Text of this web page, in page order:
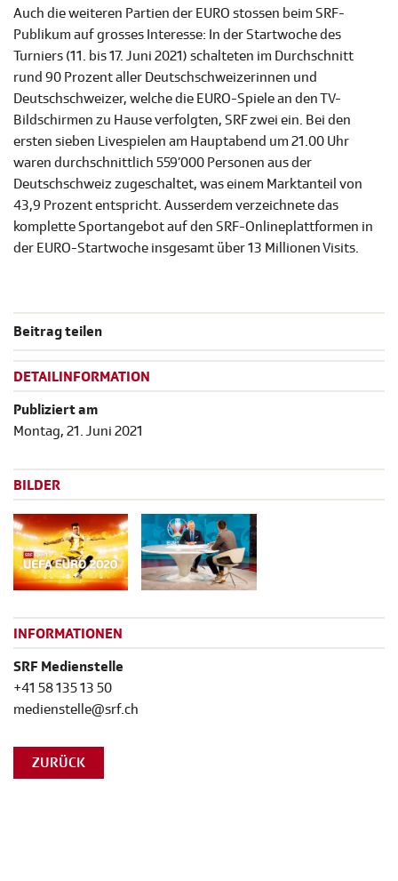
Auch die weiteren Partien der EURO stossen beim SRF-
Publikum auf grosses Interesse: In der Startwoche des
Turniers (11. bis 17. Juni 2021) schalteten im Durchschnitt
rund 90 Prozent aller Deutschschweizerinnen und
Deutschschweizer, welche die EURO-Spiele an den TV-
Bildschirmen zu Hause verfolgten, SRF zwei ein. Bei den
ersten sieben Livespielen am Hauptabend um 21.00 Uhr
waren durchschnittlich 559’000 Personen aus der
Deutschschweiz zugeschaltet, was einem Marktanteil von
43,9 Prozent entspricht. Ausserdem verzeichnete das
komplette Sportangebot auf den SRF-Onlineplattformen in
der EURO-Startwoche insgesamt über 13 Millionen Visits.
Beitrag teilen
DETAILINFORMATION
Publiziert am
Montag, 21. Juni 2021
BILDER
INFORMATIONEN
SRF Medienstelle
+41 58 135 13 50
medienstelle@srf.ch
ZURÜCK